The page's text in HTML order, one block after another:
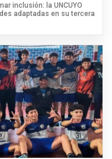
inclusión: la UNCUYO
adaptadas en su tercera